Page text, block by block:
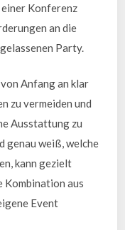
Konferenz
an die
Party.
Anfang an klar
zu vermeiden und
Ausstattung zu
genau weiß, welche
kann gezielt
Kombination aus
Event